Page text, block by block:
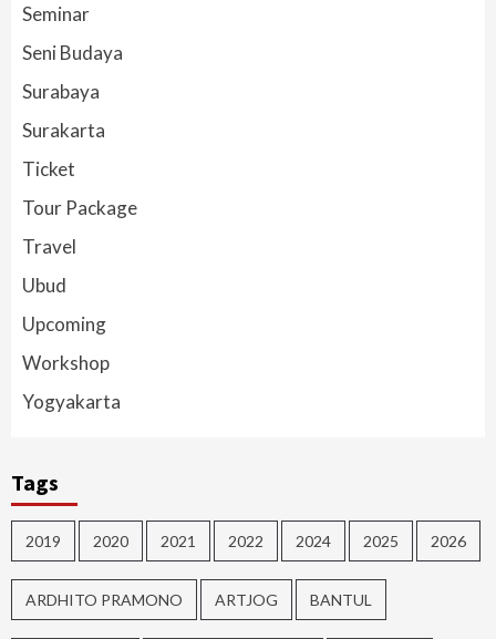
Seminar
Seni Budaya
Surabaya
Surakarta
Ticket
Tour Package
Travel
Ubud
Upcoming
Workshop
Yogyakarta
Tags
2019 2020 2021 2022 2024 2025 2026
ARDHITO PRAMONO ARTJOG BANTUL